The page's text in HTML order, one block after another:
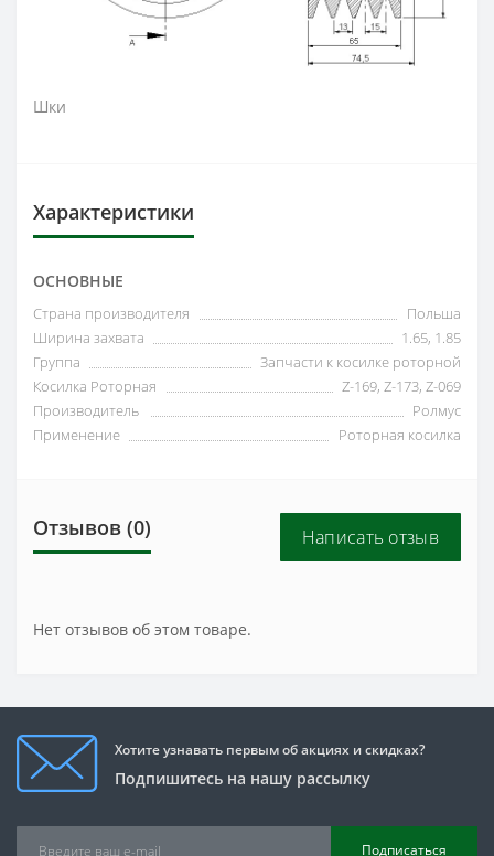
Шки
Характеристики
ОСНОВНЫЕ
Страна производителя
Польша
Ширина захвата
1.65, 1.85
Группа
Запчасти к косилке роторной
Косилка Роторная
Z-169, Z-173, Z-069
Производитель
Ролмус
Применение
Роторная косилка
Отзывов (0) Написать отзыв
Нет отзывов об этом товаре.
Хотите узнавать первым об акциях и скидках?
Подпишитесь на нашу рассылку
Подписаться